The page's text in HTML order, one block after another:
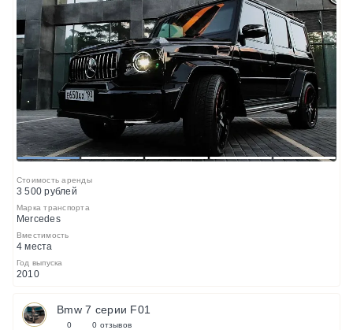
1 2 3 4 5
Стоимость аренды
3 500 рублей
Марка транспорта
Mercedes
Вместимость
4 места
Год выпуска
2010
Bmw 7 серии F01
0 0 отзывов